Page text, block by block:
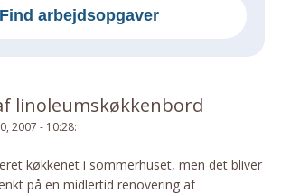
Find arbejdsopgaver
linoleumskøkkenbord
2007 - 10:28:
køkkenet i sommerhuset, men det bliver
på en midlertid renovering af